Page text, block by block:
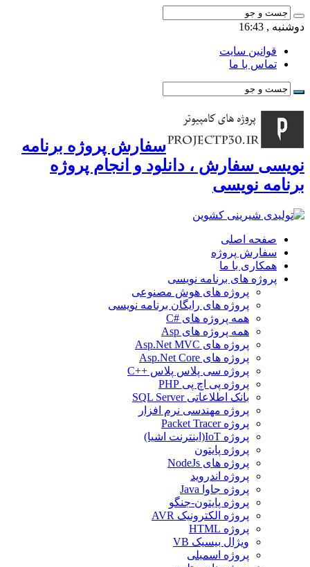
دوشنبه , 16:43
قوانین سایت
تماس با ما
سفارش پروژه برنامه
نویسی سفارش ، دانلود و انجام پروژه
برنامه نویسی
صفحه اصلی
سفارش پروژه
همکاری با ما
پروژه های برنامه نویسی
پروژه های هوش مصنوعی
پروژه های رایگان برنامه نویسی
همه پروژه های #C
همه پروژه های Asp
پروژه های Asp.Net MVC
پروژه های Asp.Net Core
پروژه سی پلاس پلاس ++C
پروژه پی اچ پی PHP
بانک اطلاعاتی SQL Server
پروژه مهندسی نرم افزار
پروژه Packet Tracer
پروژه IoT(اینترنت اشیا)
پروژه پایتون
پروژه های NodeJs
پروژه اندروید
پروژه جاوا Java
پروژه پایتون-جنگو
پروژه الکترونیک AVR
پروژه HTML
ویژال بیسیک VB
پروژه اسمبلی